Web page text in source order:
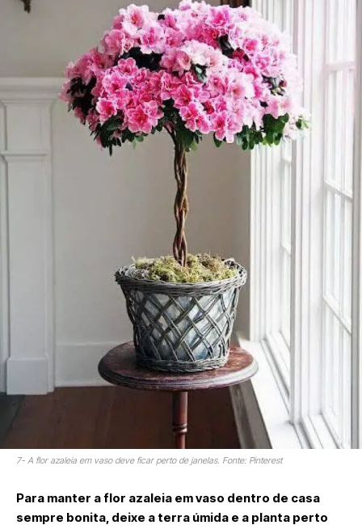
7- A flor azaleia em vaso deve ficar perto de janelas. Fonte: Pinterest
Para manter a flor azaleia em vaso dentro de casa
sempre bonita, deixe a terra úmida e a planta perto